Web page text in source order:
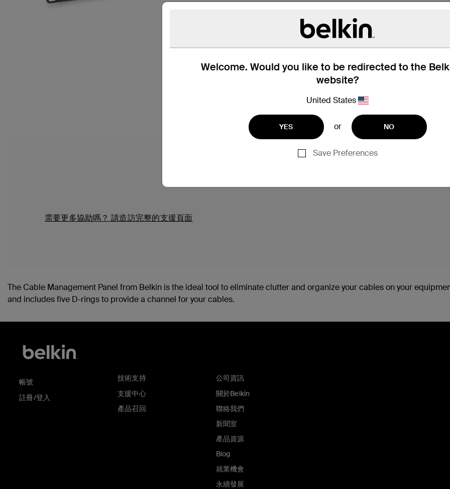
Welcome. Would you like to be redirected to the
website?
United States
YES or NO
Save Preferences
支援
需要更多協助嗎？ 請造訪完整的支援頁面
The Cable Management Panel from Belkin is the ideal tool to eliminate clutter and organize your cables on your
and includes five D-rings to provide a channel for your cables.
帳號
註冊/登入
技術支持
支援中心
產品召回
公司資訊
關於Belkin
聯絡我們
新聞室
產品資源
Blog
就業機會
永續發展